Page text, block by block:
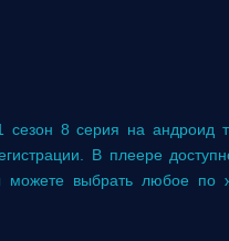
8 серия на андроид
В плеере
можете выбрать любое по